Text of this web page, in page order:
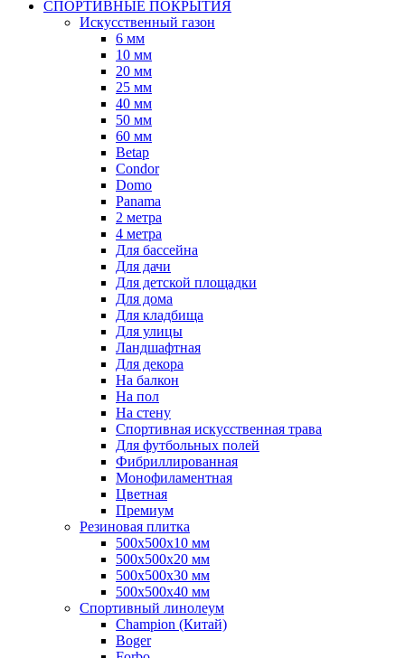
СПОРТИВНЫЕ ПОКРЫТИЯ
Искусственный газон
6 мм
10 мм
20 мм
25 мм
40 мм
50 мм
60 мм
Betap
Condor
Domo
Panama
2 метра
4 метра
Для бассейна
Для дачи
Для детской площадки
Для дома
Для кладбища
Для улицы
Ландшафтная
Для декора
На балкон
На пол
На стену
Спортивная искусственная трава
Для футбольных полей
Фибриллированная
Монофиламентная
Цветная
Премиум
Резиновая плитка
500х500х10 мм
500х500х20 мм
500х500х30 мм
500х500х40 мм
Спортивный линолеум
Champion (Китай)
Boger